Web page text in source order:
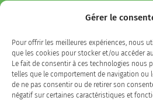
Gérer le
Pour offrir les meilleures expériences, nous
que les cookies pour stocker et/ou accéder
Le fait de consentir à ces technologies nous
telles que le comportement de navigation ou
de ne pas consentir ou de retirer son
négatif sur certaines caractéristiques et
CONTACTEZ-NOUS
Télécharger
sur votre